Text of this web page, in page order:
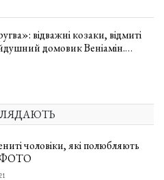
відважні козаки, відмиті
домовик Веніамін.
чоловіки, які полюбляють
ФОТО